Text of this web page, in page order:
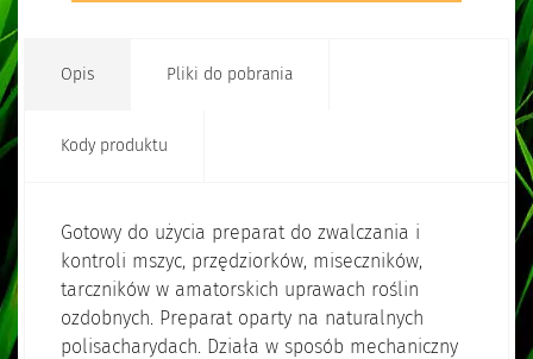
Opis Pliki do pobrania
Kody produktu
Gotowy do użycia preparat do zwalczania i
kontroli mszyc, przędziorków, miseczników,
tarczników w amatorskich uprawach roślin
ozdobnych. Preparat oparty na naturalnych
polisacharydach. Działa w sposób mechaniczny